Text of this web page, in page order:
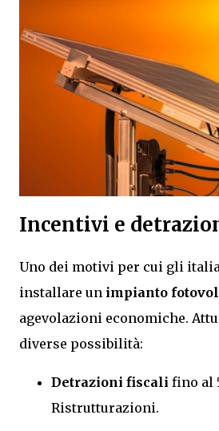
Incentivi e
Uno dei motivi per cui gli
installare un impianto
agevolazioni economiche.
diverse possibilità:
Detrazioni fiscali fino al
Ristrutturazioni.